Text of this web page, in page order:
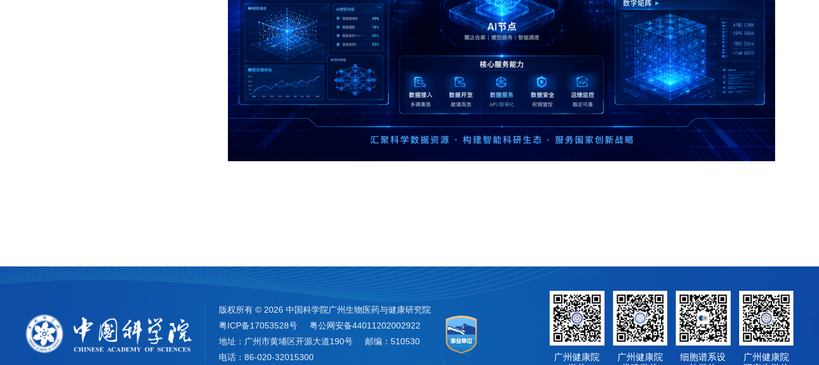
版权所有 © 2026 中国科学院广州生物医药与健康研究院
粤ICP备17053528号
粤公网安备44011202002922
地址：广州市黄埔区开源大道190号
邮编：510530
电话：86-020-32015300
广州健康院
广州健康院
细胞谱系设
广州健康院